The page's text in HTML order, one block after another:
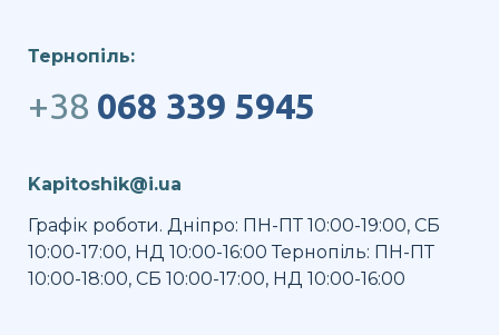
Тернопіль:
+38 068 339 5945
Kapitoshik@i.ua
Графік роботи. Дніпро: ПН-ПТ 10:00-19:00, СБ
10:00-17:00, НД 10:00-16:00 Тернопіль: ПН-ПТ
10:00-18:00, СБ 10:00-17:00, НД 10:00-16:00